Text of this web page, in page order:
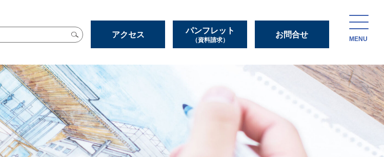
アクセス パンフレット
（資料請求）
お問合せ
MENU